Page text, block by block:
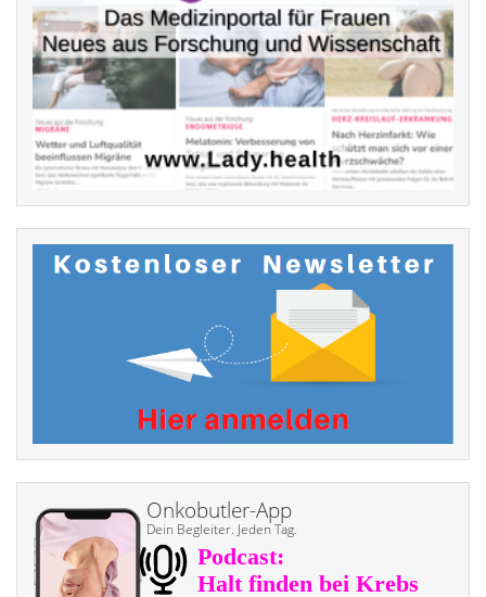
Onkobutler-App
Dein Begleiter. Jeden Tag.